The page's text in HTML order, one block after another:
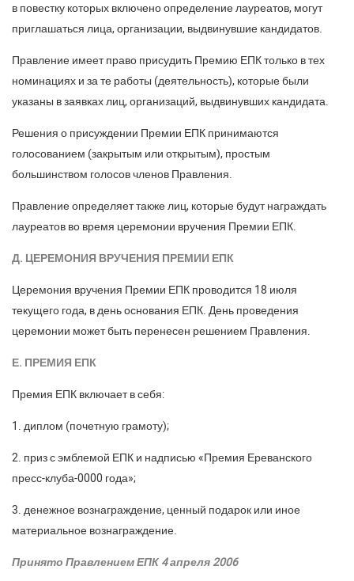
в повестку которых включено определение лауреатов, могут
приглашаться лица, организации, выдвинувшие кандидатов.
Правление имеет право присудить Премию ЕПК только в тех
номинациях и за те работы (деятельность), которые были
указаны в заявках лиц, организаций, выдвинувших кандидата.
Решения о присуждении Премии ЕПК принимаются
голосованием (закрытым или открытым), простым
большинством голосов членов Правления.
Правление определяет также лиц, которые будут награждать
лауреатов во время церемонии вручения Премии ЕПК.
Д. ЦЕРЕМОНИЯ ВРУЧЕНИЯ ПРЕМИИ ЕПК
Церемония вручения Премии ЕПК проводится 18 июля
текущего года, в день основания ЕПК. День проведения
церемонии может быть перенесен решением Правления.
Е. ПРЕМИЯ ЕПК
Премия ЕПК включает в себя:
1. диплом (почетную грамоту);
2. приз с эмблемой ЕПК и надписью «Премия Ереванского
пресс-клуба-0000 года»;
3. денежное вознаграждение, ценный подарок или иное
материальное вознаграждение.
Принято Правлением ЕПК 4 апреля 2006